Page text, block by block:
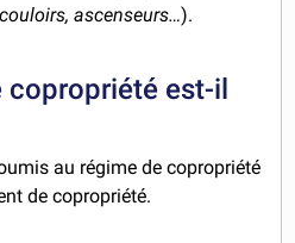
couloirs, ascenseurs…).
est-il
au régime de copropriété
de copropriété.